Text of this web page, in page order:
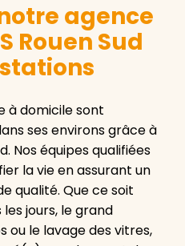
agence
Rouen Sud
à domicile sont
ses environs grâce à
Nos équipes qualifiées
la vie en assurant un
qualité. Que ce soit
jours, le grand
le lavage des vitres,